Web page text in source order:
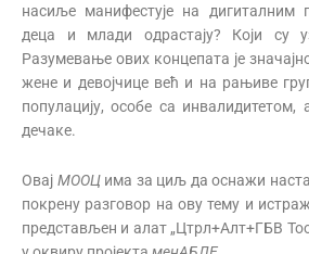
насиље манифестује на дигиталним
деца и млади одрастају? Који су
Разумевање ових концепата је
жене и девојчице већ и на рањиве
популацију, особе са
дечаке.
Овај МООЦима за циљ да оснажи
покрену разговор на ову тему и
представљен и алат „Цтрл+Алт+ГБВ